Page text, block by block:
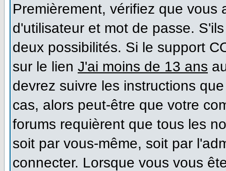
Premièrement, vérifiez que
d'utilisateur et mot de passe.
deux possibilités. Si le support
sur le lien J'ai moins de 13 ans
devrez suivre les instructions
cas, alors peut-être que votre
forums requièrent que tous les
soit par vous-même, soit par
connecter. Lorsque vous vous